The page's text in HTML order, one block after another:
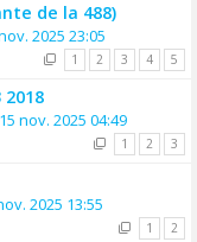
de la 488)
2025 23:05
1 2 3 4 5
15 nov. 2025 04:49
1 2 3
2025 13:55
1 2